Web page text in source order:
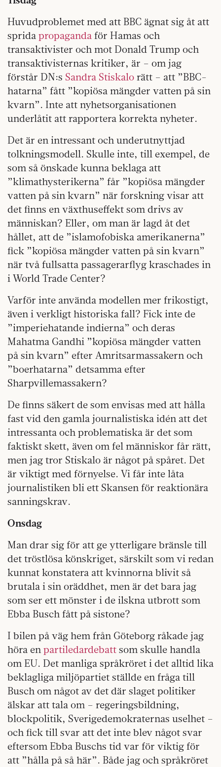
Huvudproblemet med att BBC ägnat sig åt att
sprida propaganda för Hamas och
transaktivister och mot Donald Trump och
transaktivisternas kritiker, är – om jag
förstår DN:s Sandra Stiskalo rätt – att ”BBC-
hatarna” fått ”kopiösa mängder vatten på sin
kvarn”. Inte att nyhetsorganisationen
underlåtit att rapportera korrekta nyheter.
Det är en intressant och underutnyttjad
tolkningsmodell. Skulle inte, till exempel, de
som så önskade kunna beklaga att
”klimathysterikerna” får ”kopiösa mängder
vatten på sin kvarn” när forskning visar att
det finns en växthuseffekt som drivs av
människan? Eller, om man är lagd åt det
hållet, att de ”islamofobiska amerikanerna”
fick ”kopiösa mängder vatten på sin kvarn”
när två fullsatta passagerarflyg kraschades in
i World Trade Center?
Varför inte använda modellen mer frikostigt,
även i verkligt historiska fall? Fick inte de
”imperiehatande indierna” och deras
Mahatma Gandhi ”kopiösa mängder vatten
på sin kvarn” efter Amritsarmassakern och
”boerhatarna” detsamma efter
Sharpvillemassakern?
De finns säkert de som envisas med att hålla
fast vid den gamla journalistiska idén att det
intressanta och problematiska är det som
faktiskt skett, även om fel människor får rätt,
men jag tror Stiskalo är något på spåret. Det
är viktigt med förnyelse. Vi får inte låta
journalistiken bli ett Skansen för reaktionära
sanningskrav.
Onsdag
Man drar sig för att ge ytterligare bränsle till
det tröstlösa könskriget, särskilt som vi redan
kunnat konstatera att kvinnorna blivit så
brutala i sin oräddhet, men är det bara jag
som ser ett mönster i de ilskna utbrott som
Ebba Busch fått på sistone?
I bilen på väg hem från Göteborg råkade jag
höra enpartiledardebatt som skulle handla
om EU. Det manliga språkröret i det alltid lika
beklagliga miljöpartiet ställde en fråga till
Busch om något av det där slaget politiker
älskar att tala om – regeringsbildning,
blockpolitik, Sverigedemokraternas uselhet –
och fick till svar att det inte blev något svar
eftersom Ebba Buschs tid var för viktig för
att ”hålla på så här”. Både jag och språkröret